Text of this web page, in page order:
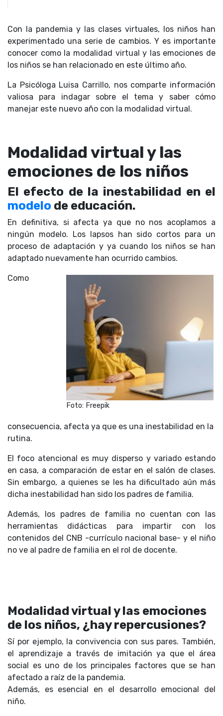
Con la pandemia y las clases virtuales, los niños han
experimentado una serie de cambios. Y es importante
conocer como la modalidad virtual y las emociones de
los niños se han relacionado en este último año.
La Psicóloga Luisa Carrillo, nos comparte información
valiosa para indagar sobre el tema y saber cómo
manejar este nuevo año con la modalidad virtual.
Modalidad virtual y las
emociones de los niños
El efecto de la inestabilidad en el
modelo de educación.
En definitiva, si afecta ya que no nos acoplamos a
ningún modelo. Los lapsos han sido cortos para un
proceso de adaptación y ya cuando los niños se han
adaptado nuevamente han ocurrido cambios.
Foto: Freepik
Como
consecuencia, afecta ya que es una inestabilidad en la
rutina.
El foco atencional es muy disperso y variado estando
en casa, a comparación de estar en el salón de clases.
Sin embargo, a quienes se les ha dificultado aún más
dicha inestabilidad han sido los padres de familia.
Además, los padres de familia no cuentan con las
herramientas didácticas para impartir con los
contenidos del CNB -currículo nacional base- y el niño
no ve al padre de familia en el rol de docente.
Modalidad virtual y las emociones
de los niños, ¿hay repercusiones?
Sí por ejemplo, la convivencia con sus pares. También,
el aprendizaje a través de imitación ya que el área
social es uno de los principales factores que se han
afectado a raíz de la pandemia.
Además, es esencial en el desarrollo emocional del
niño.